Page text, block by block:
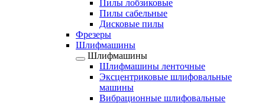
Пилы лобзиковые
Пилы сабельные
Дисковые пилы
Фрезеры
Шлифмашины
Шлифмашины
Шлифмашины ленточные
Эксцентриковые шлифовальные
машины
Вибрационные шлифовальные